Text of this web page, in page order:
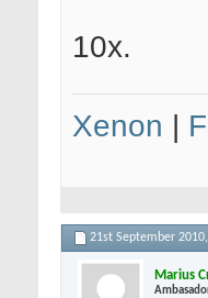
10x.
Xenon
21st September 2010,
Marius